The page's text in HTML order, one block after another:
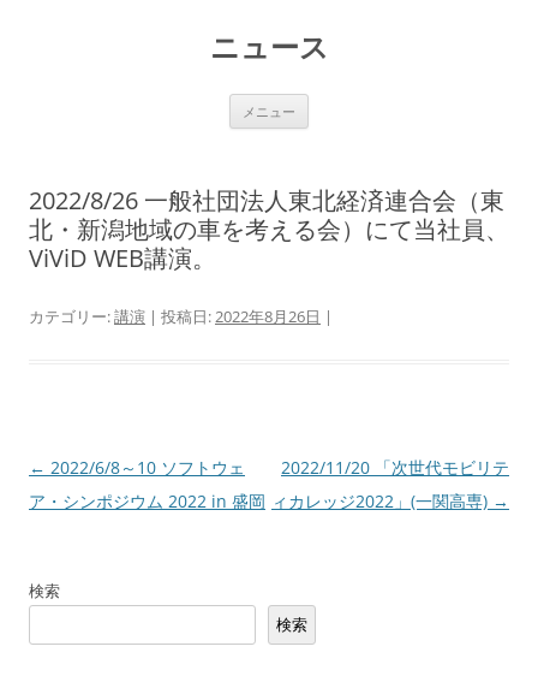
ニュース
メニュー
2022/8/26 一般社団法人東北経済連合会（東
北・新潟地域の車を考える会）にて当社員、
ViViD WEB講演。
カテゴリー:講演 | 投稿日:2022年8月26日 |
投
稿
ゲ
← 2022/6/8～10 ソフトウェ
ア・シンポジウム 2022 in 盛岡
2022/11/20 「次世代モビリテ
ィカレッジ2022」(一関高専) →
検索
検索